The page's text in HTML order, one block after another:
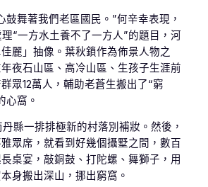
鼓舞著我們老區國民。”何辛幸表現，
“一方水土養不了一方人”的題目，河
麗」抽像。葉秋鎖作為佈景人物之
夜石山區、高冷山區、生孩子生涯前
眾12萬人，輔助老蒼生搬出了“窮
心窩。
縣一排排極新的村落別補妝。然後，
眾席，就看到好幾個攝墅之間，數百
桌宴，敲銅鼓、打陀螺、舞獅子，用
身搬出深山，挪出窮窩。